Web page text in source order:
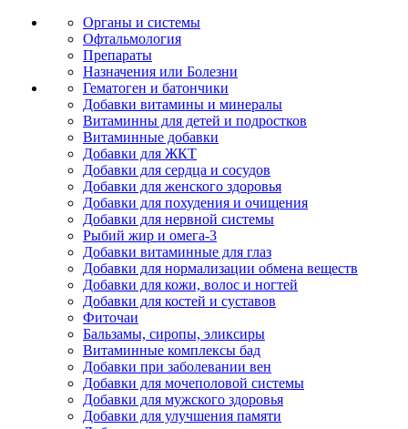
Органы и системы
Офтальмология
Препараты
Назначения или Болезни
Гематоген и батончики
Добавки витамины и минералы
Витаминны для детей и подростков
Витаминные добавки
Добавки для ЖКТ
Добавки для сердца и сосудов
Добавки для женского здоровья
Добавки для похудения и очищения
Добавки для нервной системы
Рыбий жир и омега-3
Добавки витаминные для глаз
Добавки для нормализации обмена веществ
Добавки для кожи, волос и ногтей
Добавки для костей и суставов
Фиточаи
Бальзамы, сиропы, эликсиры
Витаминные комплексы бад
Добавки при заболевании вен
Добавки для мочеполовой системы
Добавки для мужского здоровья
Добавки для улучшения памяти